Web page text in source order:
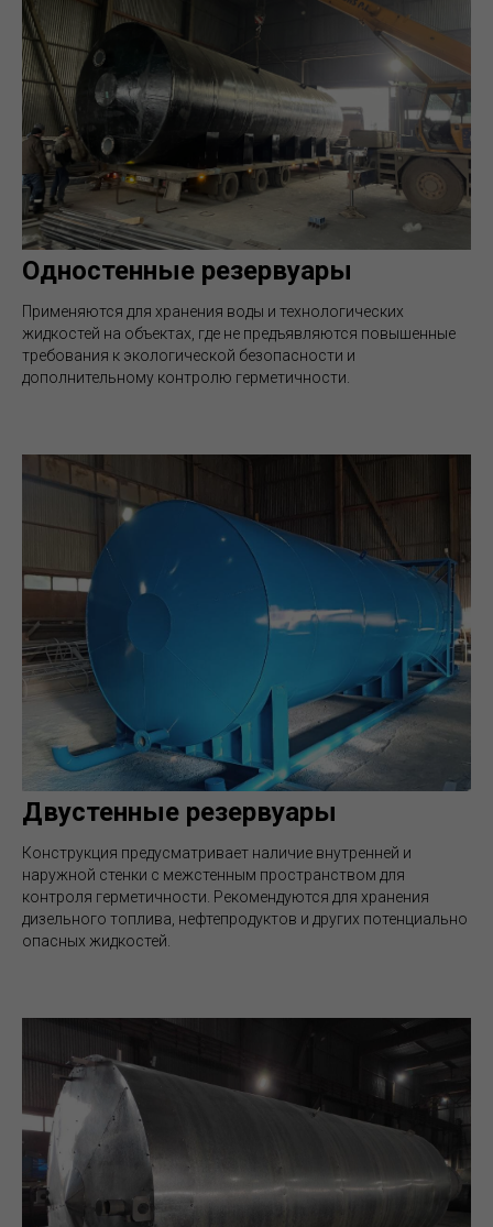
Одностенные резервуары
Применяются для хранения воды и технологических
жидкостей на объектах, где не предъявляются повышенные
требования к экологической безопасности и
дополнительному контролю герметичности.
Двустенные резервуары
Конструкция предусматривает наличие внутренней и
наружной стенки с межстенным пространством для
контроля герметичности. Рекомендуются для хранения
дизельного топлива, нефтепродуктов и других потенциально
опасных жидкостей.